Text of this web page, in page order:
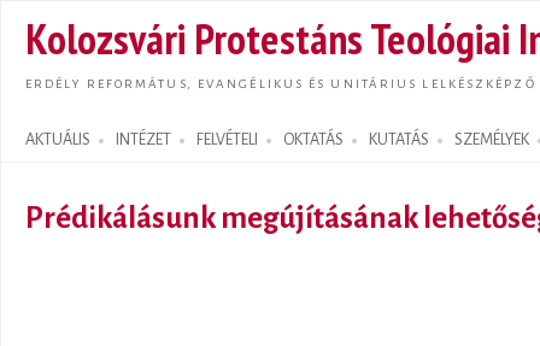
Kolozsvári Protestáns Teológiai
ERDÉLY REFORMÁTUS, EVANGÉLIKUS ÉS UNITÁRIUS LELKÉSZKÉPZŐ
AKTUÁLIS INTÉZET FELVÉTELI OKTATÁS KUTATÁS SZEMÉLYEK
Search form
Prédikálásunk megújításának